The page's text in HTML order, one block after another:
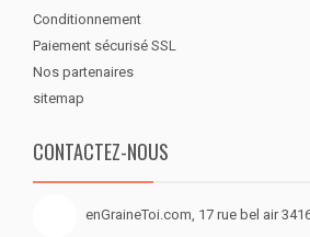
Conditionnement
Paiement sécurisé SSL
Nos partenaires
sitemap
CONTACTEZ-NOUS
enGraineToi.com, 17 rue bel air